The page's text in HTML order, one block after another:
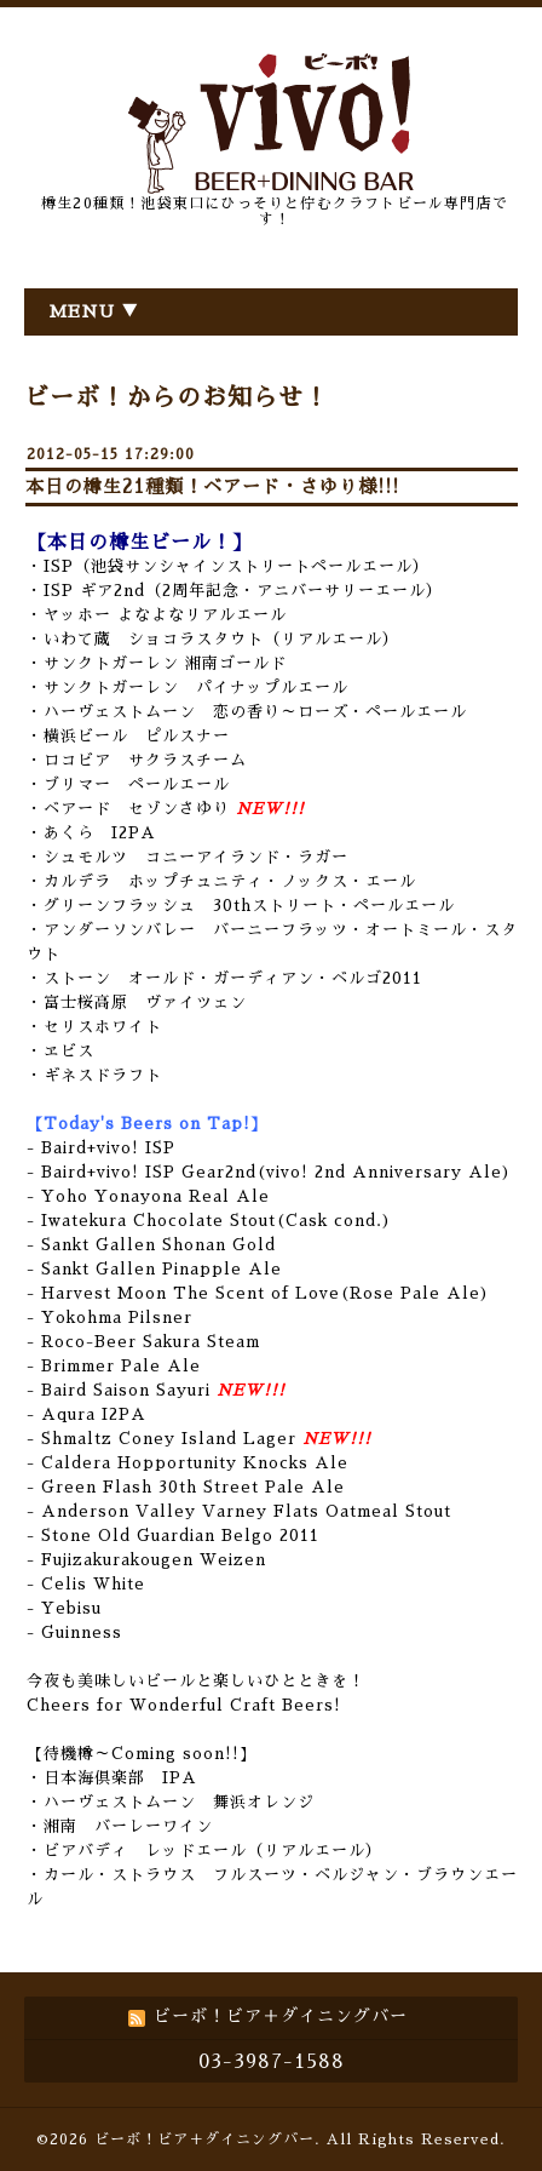
樽生20種類！池袋東口にひっそりと佇むクラフトビール専門店で
す！
MENU ▼
ビーボ！からのお知らせ！
2012-05-15 17:29:00
本日の樽生21種類！ベアード・さゆり様!!!
【本日の樽生ビール！】
・ISP（池袋サンシャインストリートペールエール）
・ISP ギア2nd（2周年記念・アニバーサリーエール）
・ヤッホー よなよなリアルエール
・いわて蔵 ショコラスタウト
（リアルエール）
・サンクトガーレン 湘南ゴールド
・サンクトガーレン パイナップルエール
・ハーヴェストムーン 恋の香り～ローズ・ペールエール
・横浜ビール ピルスナー
・ロコビア サクラスチーム
・ブリマー ペールエール
・ベアード セゾンさゆり NEW!!!
・あくら I2PA
・シュモルツ コニーアイランド・ラガー
・カルデラ ホップチュニティ・ノックス・エール
・グリーンフラッシュ 30thストリート・ペールエール
・アンダーソンバレー バーニーフラッツ・オートミール・スタ
ウト
・ストーン オールド・ガーディアン・ベルゴ2011
・富士桜高原 ヴァイツェン
・セリスホワイト
・ヱビス
・ギネスドラフト
【Today's Beers on Tap!】
- Baird+vivo! ISP
- Baird+vivo! ISP Gear2nd(vivo! 2nd Anniversary Ale)
- Yoho Yonayona Real Ale
- Iwatekura Chocolate Stout(Cask cond.)
- Sankt Gallen Shonan Gold
- Sankt Gallen Pinapple Ale
- Harvest Moon The Scent of Love(Rose Pale Ale)
- Yokohma Pilsner
- Roco-Beer Sakura Steam
- Brimmer Pale Ale
- Baird Saison Sayuri NEW!!!
- Aqura I2PA
- Shmaltz Coney Island Lager NEW!!!
- Caldera Hopportunity Knocks Ale
- Green Flash 30th Street Pale Ale
- Anderson Valley Varney Flats Oatmeal Stout
- Stone Old Guardian Belgo 2011
- Fujizakurakougen Weizen
- Celis White
- Yebisu
- Guinness
今夜も美味しいビールと楽しいひとときを！
Cheers for Wonderful Craft Beers!
【待機樽～Coming soon!!】
・日本海倶楽部 IPA
・ハーヴェストムーン 舞浜オレンジ
・湘南 バーレーワイン
・ビアバディ レッドエール（リアルエール）
・カール・ストラウス フルスーツ・ベルジャン・ブラウンエー
ル
ビーボ！ビア＋ダイニングバー
03-3987-1588
©2026 ビーボ！ビア＋ダイニングバー . All Rights Reserved.